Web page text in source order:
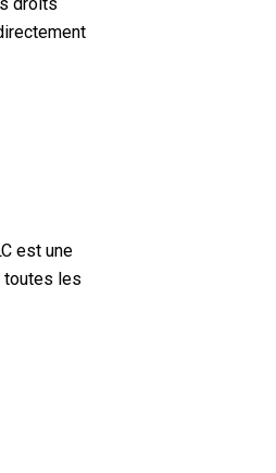
est une
toutes les